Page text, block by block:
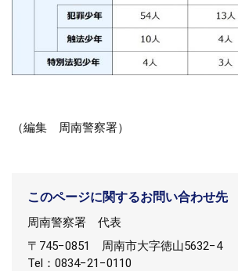
（編集 周南警察署）
このページに関するお問い合わせ先
周南警察署
代表
〒745−0851
周南市大字徳山5632−4
Tel：0834−21−0110